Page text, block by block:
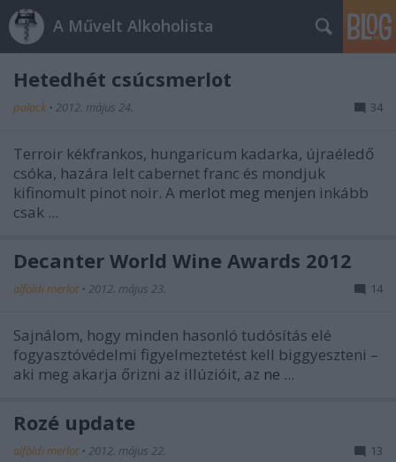
A Művelt Alkoholista
Hetedhét csúcsmerlot
palack • 2012. május 24. 34
Terroir kékfrankos, hungaricum kadarka, újraéledő
csóka, hazára lelt cabernet franc és mondjuk
kifinomult pinot noir. A merlot meg menjen inkább
csak ...
Decanter World Wine Awards 2012
alföldi merlot • 2012. május 23. 14
Sajnálom, hogy minden hasonló tudósítás elé
fogyasztóvédelmi figyelmeztetést kell biggyeszteni –
aki meg akarja őrizni az illúzióit, az ne ...
Rozé update
alföldi merlot • 2012. május 22. 13